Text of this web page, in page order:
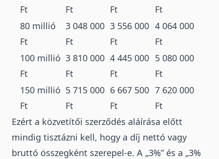
Ft
Ft
Ft
Ft
80 millió
Ft
3 048 000
Ft
3 556 000
Ft
4 064 000
Ft
100 millió
Ft
3 810 000
Ft
4 445 000
Ft
5 080 000
Ft
150 millió
Ft
5 715 000
Ft
6 667 500
Ft
7 620 000
Ft
Ezért a közvetítői szerződés aláírása előtt
mindig tisztázni kell, hogy a díj nettó vagy
bruttó összegként szerepel-e. A „3%” és a „3%